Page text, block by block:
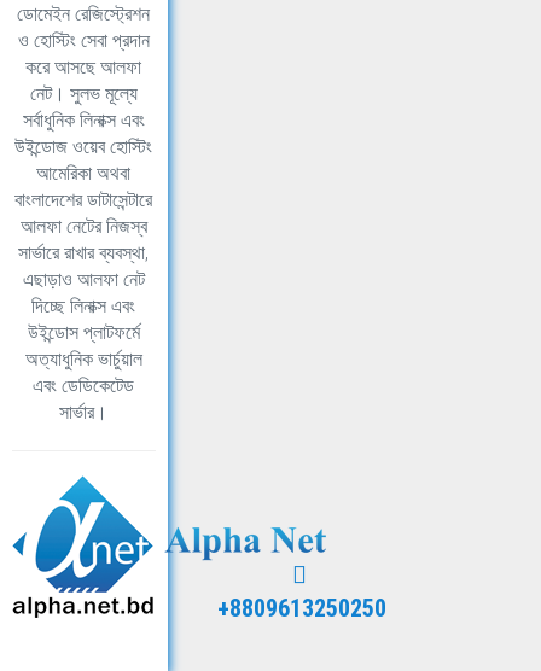
ডোমেইন রেজিস্ট্রেশন
ও হোস্টিং সেবা প্রদান
করে আসছে আলফা
নেট। সুলভ মূল্যে
সর্বাধুনিক লিনাক্স এবং
উইন্ডোজ ওয়েব হোস্টিং
আমেরিকা অথবা
বাংলাদেশের ডাটাসেন্টারে
আলফা নেটের নিজস্ব
সার্ভারে রাখার ব্যবস্থা,
এছাড়াও আলফা নেট
দিচ্ছে লিনাক্স এবং
উইন্ডোস প্লাটফর্মে
অত্যাধুনিক ভার্চুয়াল
এবং ডেডিকেটেড
সার্ভার।
+8809613250250